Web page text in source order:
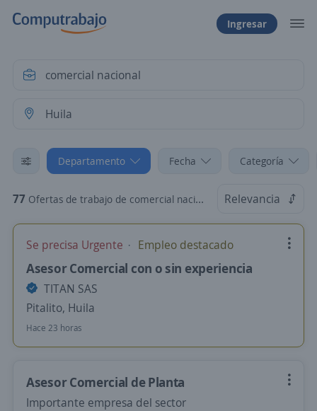
Ingresar
Departamento Fecha Categoría
77 Ofertas de trabajo de comercial nacional en Huila Relevancia
Se precisa Urgente Empleo destacado
Asesor Comercial con o sin experiencia
TITAN SAS
Pitalito, Huila
Hace 23 horas
Asesor Comercial de Planta
Importante empresa del sector